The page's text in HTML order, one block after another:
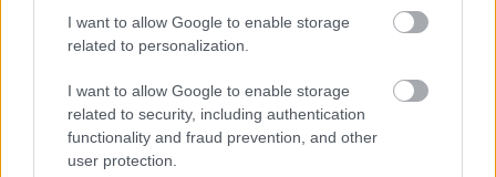
I want to allow Google to enable storage
related to personalization.
I want to allow Google to enable storage
related to security, including authentication
functionality and fraud prevention, and other
user protection.
Látlelet a hazai víziközművekről?
Egyetlen, fél évszázados vezetéken
múlt Bicske vízellátása
Egyhetes országos ellenőrzést tart a
rendőrség a utakon